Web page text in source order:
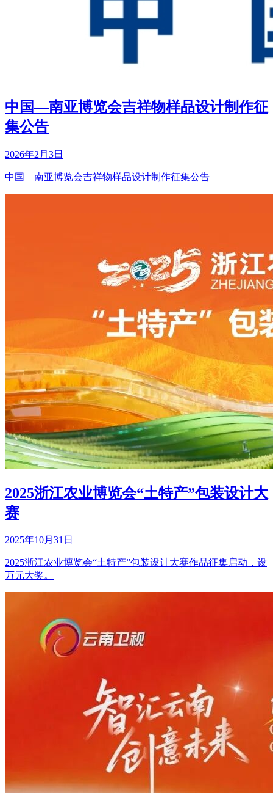
中国—南亚博览会吉祥物样品设计制作征
集公告
2026年2月3日
中国—南亚博览会吉祥物样品设计制作征集公告
2025浙江农业博览会“土特产”包装设计大
赛
2025年10月31日
2025浙江农业博览会“土特产”包装设计大赛作品征集启动，设
万元大奖。